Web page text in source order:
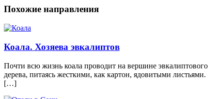
Похожие направления
Коала. Хозяева эвкалиптов
Почти всю жизнь коала проводит на вершине эвкалиптового
дерева, питаясь жесткими, как картон, ядовитыми листьями.
[…]